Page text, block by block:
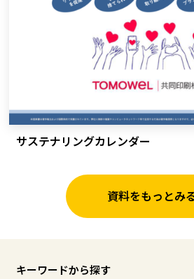
サステナリングカレンダー
資料をもっとみ
キーワードから探す